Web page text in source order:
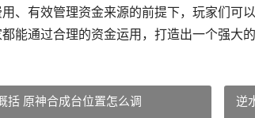
、有效管理资金来源的前提下，玩家们可
能通过合理的资金运用，打造出一个强大的
括 原神合成台位置怎么调 逆